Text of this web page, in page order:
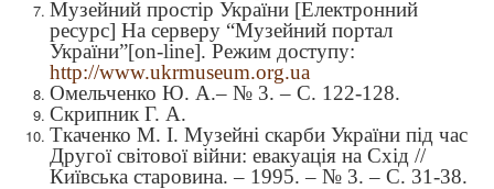
Музейний простір України [Електронний
ресурс] На серверу “Музейний портал
України”[on-line]. Режим доступу:
http://www.ukrmuseum.org.ua
Омельченко Ю. А.– № 3. – С. 122-128.
Скрипник Г. А.
Ткаченко М. І. Музейні скарби України під час
Другої світової війни: евакуація на Схід //
Київська старовина. – 1995. – № 3. – С. 31-38.